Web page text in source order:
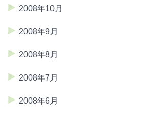
2008年10月
2008年9月
2008年8月
2008年7月
2008年6月